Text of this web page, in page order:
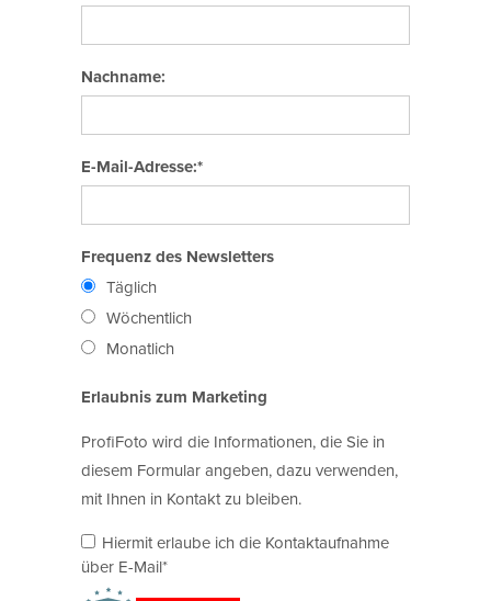
Nachname:
E-Mail-Adresse:*
Frequenz des Newsletters
Täglich
Wöchentlich
Monatlich
Erlaubnis zum Marketing
ProfiFoto wird die Informationen, die Sie in
diesem Formular angeben, dazu verwenden,
mit Ihnen in Kontakt zu bleiben.
Hiermit erlaube ich die Kontaktaufnahme
über E-Mail*